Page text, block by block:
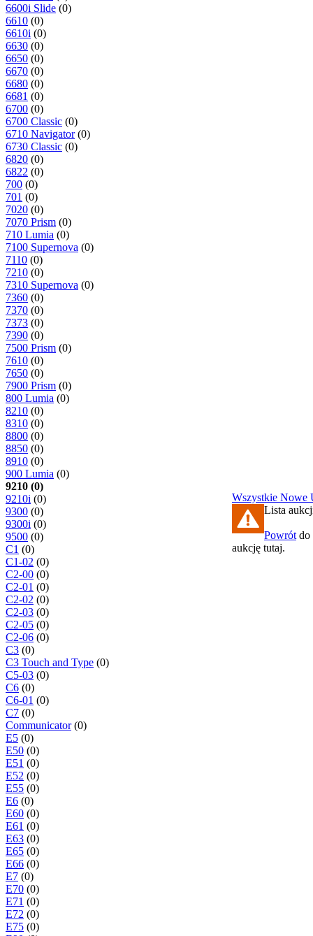
6600i Slide (0)
6610 (0)
6610i (0)
6630 (0)
6650 (0)
6670 (0)
6680 (0)
6681 (0)
6700 (0)
6700 Classic (0)
6710 Navigator(0)
6730 Classic (0)
6820 (0)
6822 (0)
700 (0)
701 (0)
7020 (0)
7070 Prism (0)
710 Lumia (0)
7100 Supernova (0)
7110 (0)
7210 (0)
7310 Supernova (0)
7360 (0)
7370 (0)
7373 (0)
7390 (0)
7500 Prism (0)
7610 (0)
7650 (0)
7900 Prism (0)
800 Lumia (0)
8210 (0)
8310 (0)
8800 (0)
8850 (0)
8910 (0)
900 Lumia (0)
9210 (0)
9210i (0)
9300 (0)
9300i (0)
9500 (0)
C1 (0)
C1-02 (0)
C2-00 (0)
C2-01 (0)
C2-02 (0)
C2-03 (0)
C2-05 (0)
C2-06 (0)
C3 (0)
C3 Touch and Type (0)
C5-03 (0)
C6 (0)
C6-01 (0)
C7 (0)
Communicator(0)
E5 (0)
E50 (0)
E51 (0)
E52 (0)
E55 (0)
E6 (0)
E60 (0)
E61 (0)
E63 (0)
E65 (0)
E66 (0)
E7 (0)
E70 (0)
E71 (0)
E72 (0)
E75 (0)
Wszystkie Nowe
Lista
Powrót do
aukcję tutaj.